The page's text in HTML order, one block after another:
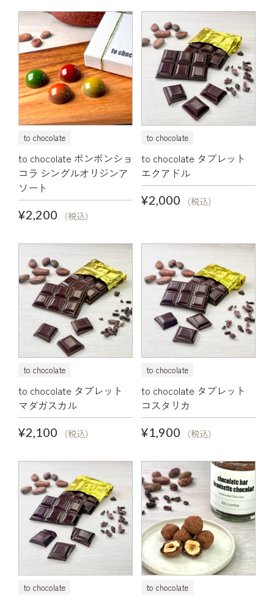
to chocolate
to chocolate ボンボンショ
コラ シングルオリジンア
ソート
¥2,200
(税込)
to chocolate
to chocolate タブレット
エクアドル
¥2,000
(税込)
to chocolate
to chocolate タブレット
マダガスカル
¥2,100
(税込)
to chocolate
to chocolate タブレット
コスタリカ
¥1,900
(税込)
to chocolate to chocolate